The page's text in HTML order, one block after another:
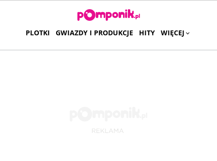
PLOTKI GWIAZDY I PRODUKCJE HITY WIĘCEJ